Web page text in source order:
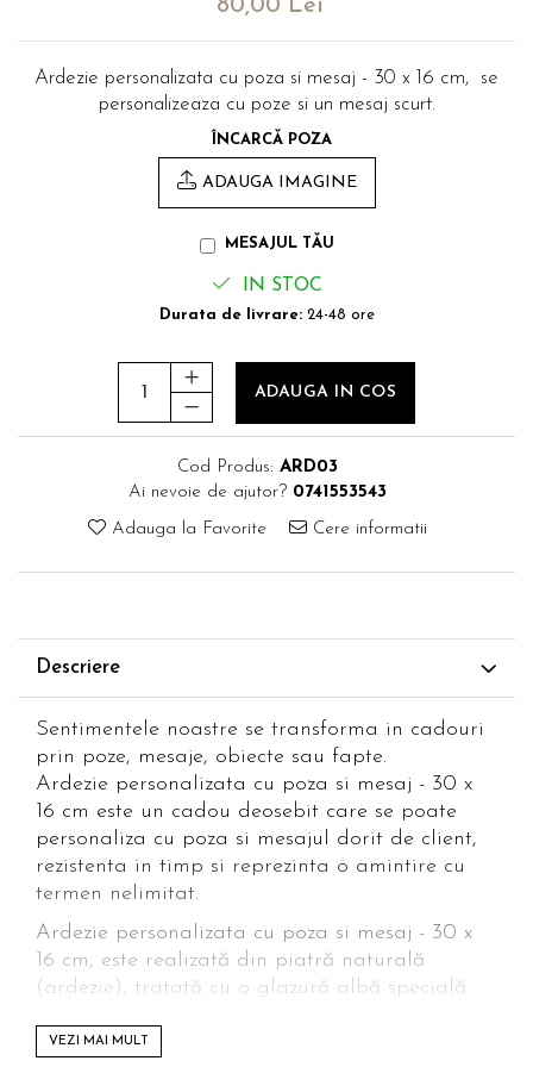
Rame foto personalizate
Plachete personalizate
Tricouri personalizate
Umerase Personalizate
80,00 Lei
Ardezie personalizata cu poza si mesaj - 30 x 16 cm, se
personalizeaza cu poze si un mesaj scurt.
ÎNCARCĂ POZA
ADAUGA IMAGINE
MESAJUL TĂU
IN STOC
Durata de livrare:24-48 ore
ADAUGA IN COS
Cod Produs: ARD03
Ai nevoie de ajutor? 0741553543
Adauga la Favorite Cere informatii
Descriere
Sentimentele noastre se transforma in cadouri
prin poze, mesaje, obiecte sau fapte.
Ardezie personalizata cu poza si mesaj - 30 x
16 cm este un cadou deosebit care se poate
personaliza cu poza si mesajul dorit de client,
rezistenta in timp si reprezinta o amintire cu
termen nelimitat.
Ardezie personalizata cu poza si mesaj - 30 x
16 cm, este realizată din piatră naturală
(ardezie), tratată cu o glazură albă specială
VEZI MAI MULT